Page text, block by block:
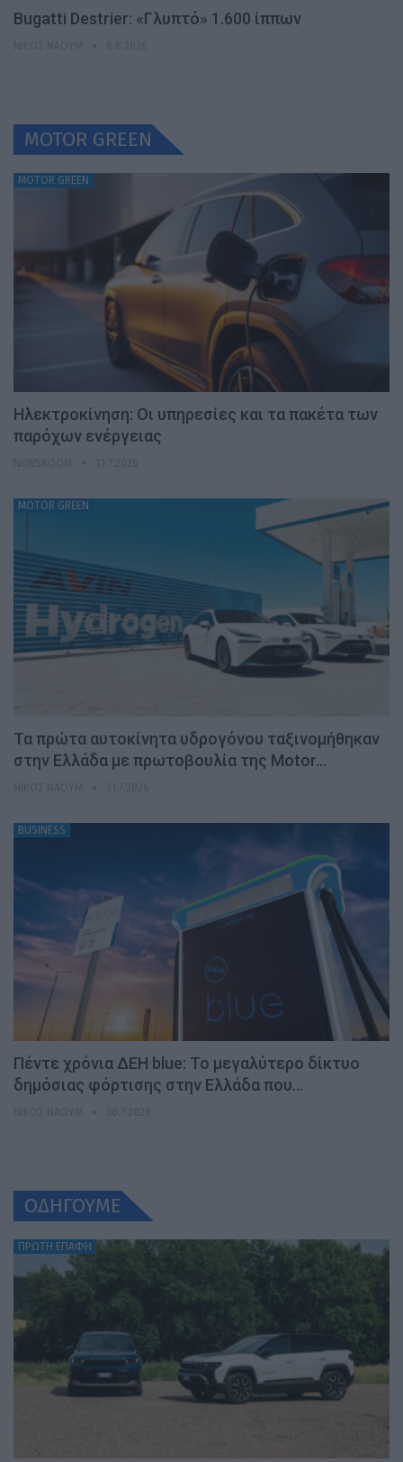
Bugatti Destrier: «Γλυπτό» 1.600 ίππων
MOTOR GREEN
MOTOR GREEN
Ηλεκτροκίνηση: Οι υπηρεσίες και τα πακέτα των
παρόχων ενέργειας
MOTOR GREEN
Τα πρώτα αυτοκίνητα υδρογόνου ταξινομήθηκαν
στην Ελλάδα με πρωτοβουλία της Motor…
BUSINESS
Πέντε χρόνια ΔΕΗ blue: Το μεγαλύτερο δίκτυο
δημόσιας φόρτισης στην Ελλάδα που…
ΟΔΗΓΟΥΜΕ
ΠΡΩΤΗ ΕΠΑΦΗ